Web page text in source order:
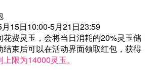
15日10:00-5月21日23:59
费灵玉，会将当日消耗的20%灵玉储
束后可以在活动界面领取红包，获得
限为14000灵玉。